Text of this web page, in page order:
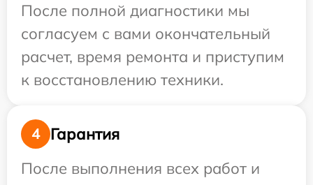
После полной диагностики мы
согласуем с вами окончательный
расчет, время ремонта и приступим
к восстановлению техники.
4
Гарантия
После выполнения всех работ и